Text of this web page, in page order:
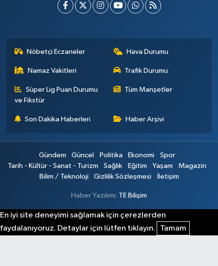
Nöbetçi Eczaneler Hava Durumu
Namaz Vakitleri Trafik Durumu
Süper Lig Puan Durumu
ve Fikstür
Tüm Manşetler
Son Dakika Haberleri Haber Arşivi
Gündem Güncel Politika Ekonomi
Spor
Tarih - Kültür - Sanat - Turizm
Sağlık Eğitim Yaşam
Magazin
Bilim / Teknoloji
Gizlilik Sözleşmesi İletişim
Haber Yazılımı: TE Bilişim
En iyi site deneyimi sağlamak için çerezlerden
faydalanıyoruz. Detaylar için lütfen tıklayın.
Tamam